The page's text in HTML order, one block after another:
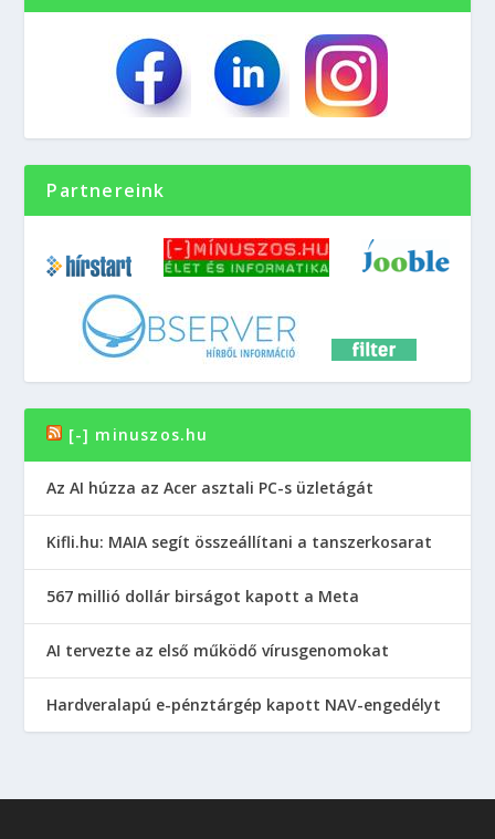
Partnereink
[-] minuszos.hu
Az AI húzza az Acer asztali PC-s üzletágát
Kifli.hu: MAIA segít összeállítani a tanszerkosarat
567 millió dollár birságot kapott a Meta
AI tervezte az első működő vírusgenomokat
Hardveralapú e-pénztárgép kapott NAV-engedélyt